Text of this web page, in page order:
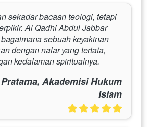
sekadar bacaan teologi, tetapi
Al Qadhi Abdul Jabbar
sebuah keyakinan
dengan nalar yang tertata,
kedalaman spiritualnya.
Akademisi Hukum
Islam